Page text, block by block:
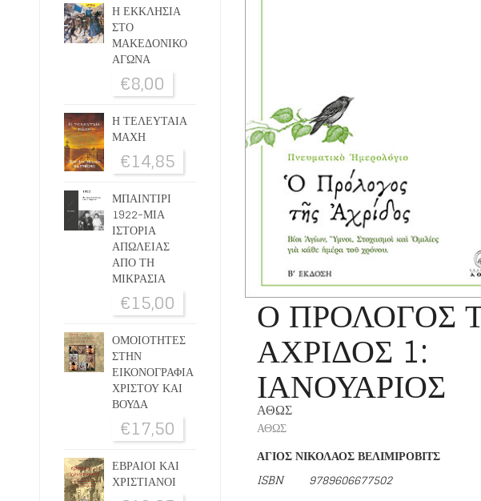
Ο ΠΡΟΛΟΓΟΣ
ΑΧΡΙΔΟΣ 1:
ΙΑΝΟΥΑΡΙΟΣ
ΑΘΩΣ
ΑΘΩΣ
ΑΓΙΟΣ ΝΙΚΟΛΑΟΣ ΒΕΛΙΜΙΡΟΒΙΤΣ
ISBN
9789606677502
Η ΕΚΚΛΗΣΙΑ
ΣΤΟ
ΜΑΚΕΔΟΝΙΚΟ
ΑΓΩΝΑ
€8,00
Η ΤΕΛΕΥΤΑΙΑ
ΜΑΧΗ
€14,85
ΜΠΑΙΝΤΙΡΙ
1922-ΜΙΑ
ΙΣΤΟΡΙΑ
ΑΠΩΛΕΙΑΣ
ΑΠΟ ΤΗ
ΜΙΚΡΑΣΙΑ
€15,00
ΟΜΟΙΟΤΗΤΕΣ
ΣΤΗΝ
ΕΙΚΟΝΟΓΡΑΦΙΑ
ΧΡΙΣΤΟΥ ΚΑΙ
ΒΟΥΔΑ
€17,50
ΕΒΡΑΙΟΙ ΚΑΙ
ΧΡΙΣΤΙΑΝΟΙ